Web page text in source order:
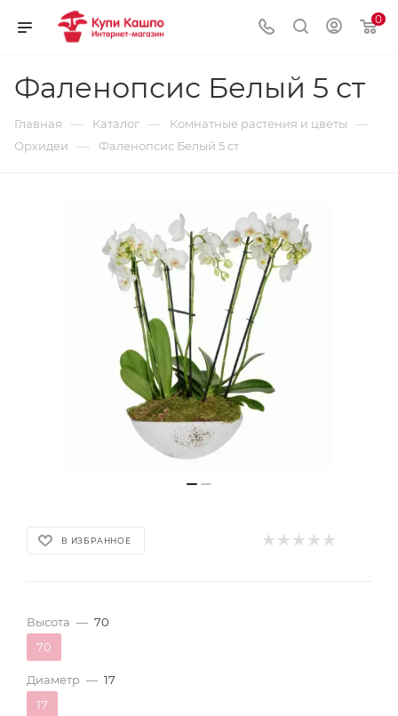
0
Фаленопсис Белый 5 ст
Главная — Каталог — Комнатные растения и цветы —
Орхидеи — Фаленопсис Белый 5 ст
В ИЗБРАННОЕ
Высота — 70
70
Диаметр — 17
17